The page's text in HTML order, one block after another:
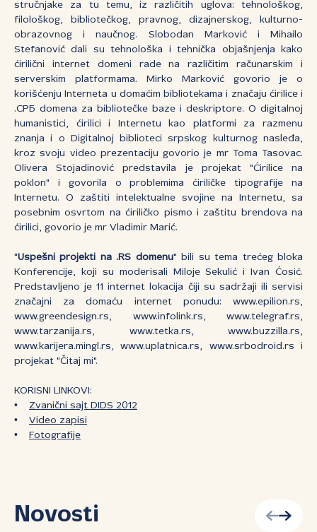
stručnjake za tu temu, iz različitih uglova: tehnološkog,
filološkog, bibliotečkog, pravnog, dizajnerskog, kulturno-
obrazovnog i naučnog. Slobodan Marković i Mihailo
Stefanović dali su tehnološka i tehnička objašnjenja kako
ćirilični internet domeni rade na različitim računarskim i
serverskim platformama. Mirko Marković govorio je o
korišćenju Interneta u domaćim bibliotekama i značaju ćirilice i
.СРБ domena za bibliotečke baze i deskriptore. O digitalnoj
humanistici, ćirilici i Internetu kao platformi za razmenu
znanja i o Digitalnoj biblioteci srpskog kulturnog nasleđa,
kroz svoju video prezentaciju govorio je mr Toma Tasovac.
Olivera Stojadinović predstavila je projekat "Ćirilice na
poklon" i govorila o problemima ćiriličke tipografije na
Internetu. O zaštiti intelektualne svojine na Internetu, sa
posebnim osvrtom na ćiriličko pismo i zaštitu brendova na
ćirilici, govorio je mr Vladimir Marić.
"Uspešni projekti na .RS domenu" bili su tema trećeg bloka
Konferencije, koji su moderisali Miloje Sekulić i Ivan Ćosić.
Predstavljeno je 11 internet lokacija čiji su sadržaji ili servisi
značajni za domaću internet ponudu: www.epilion.rs,
www.greendesign.rs, www.infolink.rs, www.telegraf.rs,
www.tarzanija.rs, www.tetka.rs, www.buzzilla.rs,
www.karijera.mingl.rs, www.uplatnica.rs, www.srbodroid.rs i
projekat "Čitaj mi".
KORISNI LINKOVI:
• Zvanični sajt DIDS 2012
• Video zapisi
•
Fotografije
Novosti